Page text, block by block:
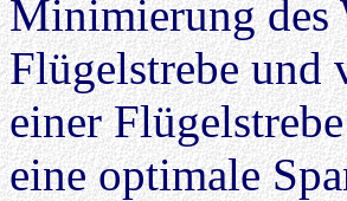
Minimierung des
Flügelstrebe und
einer
eine optimale